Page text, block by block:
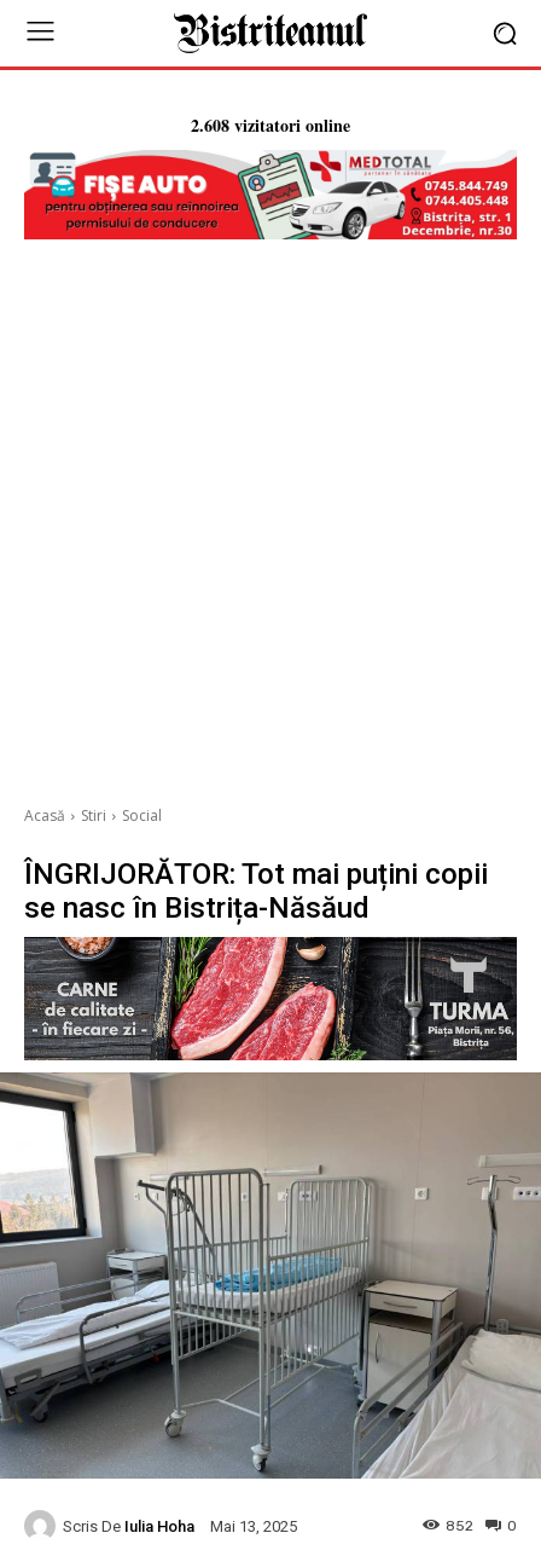
2.608 vizitatori online
Acasă Stiri Social
ÎNGRIJORĂTOR: Tot mai puțini copii
se nasc în Bistrița-Năsăud
Scris De Iulia Hoha Mai 13, 2025 0
852